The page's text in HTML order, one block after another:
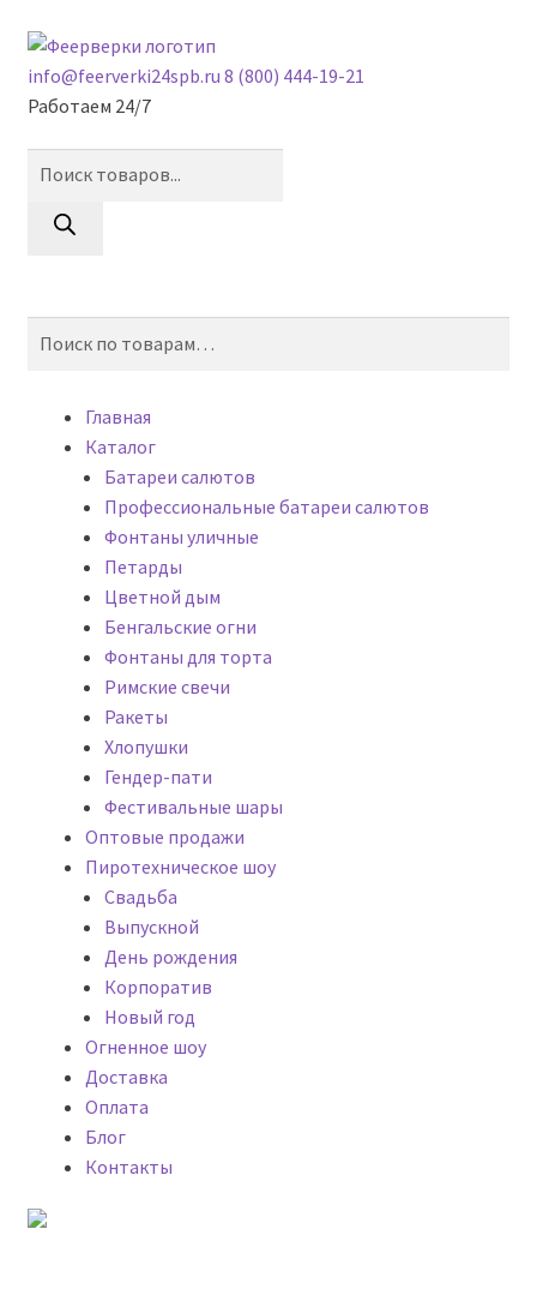
Skip
to
navigation
Skip
to
content
info@feerverki24spb.ru 8 (800) 444-19-21
Работаем 24/7
Главная
Каталог
Батареи салютов
Профессиональные батареи салютов
Фонтаны уличные
Петарды
Цветной дым
Бенгальские огни
Фонтаны для торта
Римские свечи
Ракеты
Хлопушки
Гендер-пати
Фестивальные шары
Оптовые продажи
Пиротехническое шоу
Cвадьба
Выпускной
День рождения
Корпоратив
Новый год
Огненное шоу
Доставка
Оплата
Блог
Контакты